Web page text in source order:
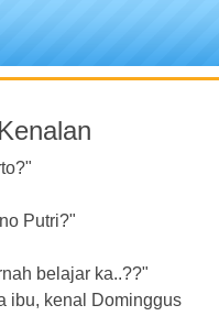
Putri?"
belajar ka..??"
ibu, kenal Dominggus